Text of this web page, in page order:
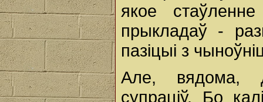
якое
прыкладаў -
пазіцыі з
Але, вядома,
супраціў. Бо